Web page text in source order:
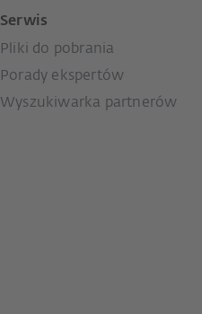
Serwis
Pliki do pobrania
Porady ekspertów
Wyszukiwarka partnerów